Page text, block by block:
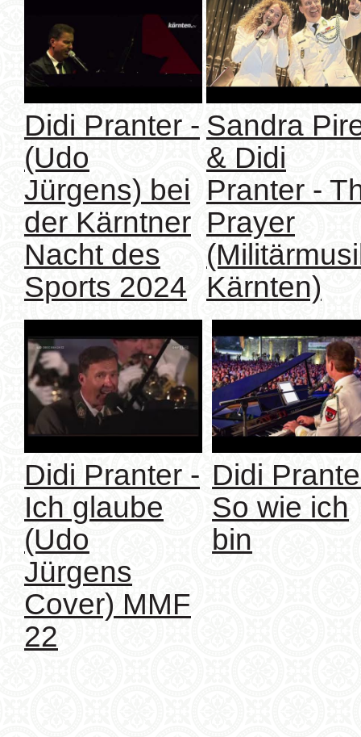
Didi Pranter -
(Udo
Jürgens) bei
der Kärntner
Nacht des
Sports 2024
Sandra
& Didi
Pranter -
Prayer
Kärnten)
Didi Pranter -
Ich glaube
(Udo
Jürgens
Cover) MMF
22
Didi
So wie ich
bin